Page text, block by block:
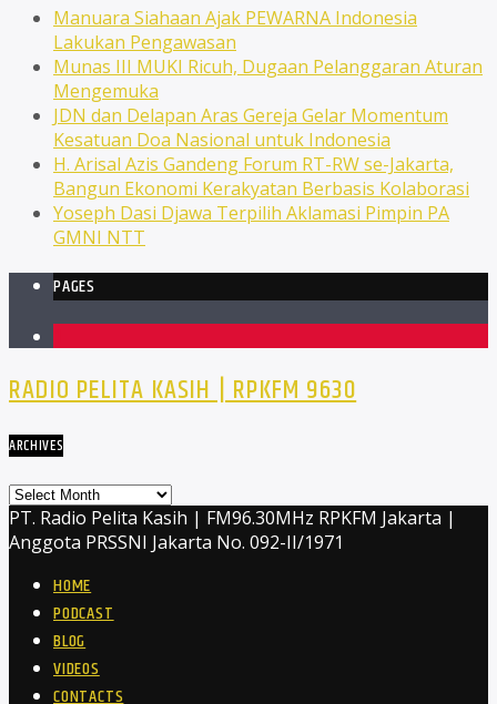
Manuara Siahaan Ajak PEWARNA Indonesia
Lakukan Pengawasan
Munas III MUKI Ricuh, Dugaan Pelanggaran Aturan
Mengemuka
JDN dan Delapan Aras Gereja Gelar Momentum
Kesatuan Doa Nasional untuk Indonesia
H. Arisal Azis Gandeng Forum RT-RW se-Jakarta,
Bangun Ekonomi Kerakyatan Berbasis Kolaborasi
Yoseph Dasi Djawa Terpilih Aklamasi Pimpin PA
GMNI NTT
PAGES
RADIO PELITA KASIH | RPKFM 9630
ARCHIVES
Archives
PT. Radio Pelita Kasih | FM96.30MHz RPKFM Jakarta |
Anggota PRSSNI Jakarta No. 092-II/1971
HOME
PODCAST
BLOG
VIDEOS
CONTACTS